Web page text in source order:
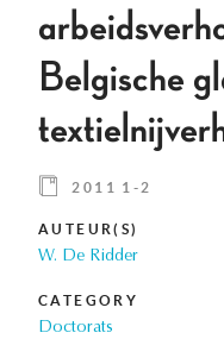
Belgische
2011 1-2
AUTEUR(S)
W. De Ridder
CATEGORY
Doctorats